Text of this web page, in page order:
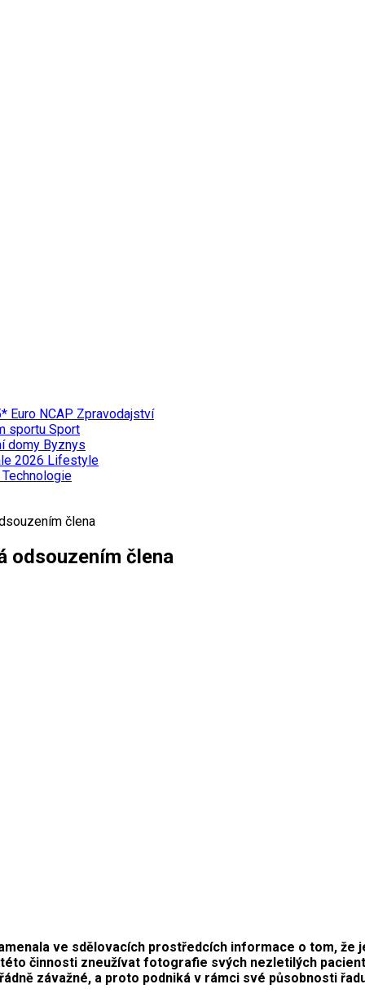
Euro NCAP Zpravodajství
sportu Sport
domy Byznys
2026 Lifestyle
Technologie
člena
odsouzením člena
ve sdělovacích prostředcích informace o tom, že
činnosti zneužívat fotografie svých nezletilých
závažné, a proto podniká v rámci své působnosti